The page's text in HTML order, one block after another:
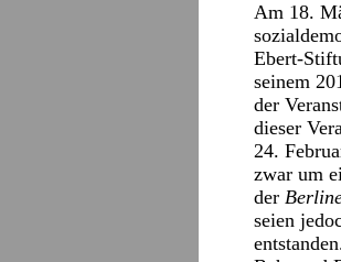
Am 18.
Ebert-
seinem
der
dieser
24.
zwar um
der
seien